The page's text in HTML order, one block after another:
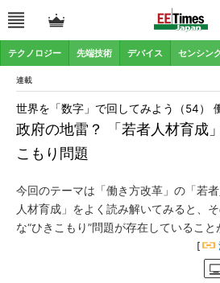
テクノロジー 先端技術 デバイス センシン
連載
政府の地雷？ 「若者人材育成
こもり問題
世界を「数字」で回してみよう（54）
今回のテーマは「働き方改革」の「若
人材育成」をよく読み解いてみると、
な“ひきこもり”問題が存在していること
[